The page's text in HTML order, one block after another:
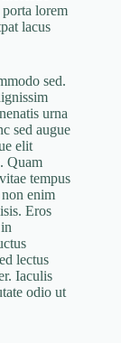
lorem
lacus
sed.
urna
sed augue
elit
Quam
tempus
enim
Eros
lectus
Iaculis
odio ut